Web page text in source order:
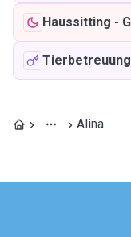
Haussitting -
Tierbetreuung
Alina